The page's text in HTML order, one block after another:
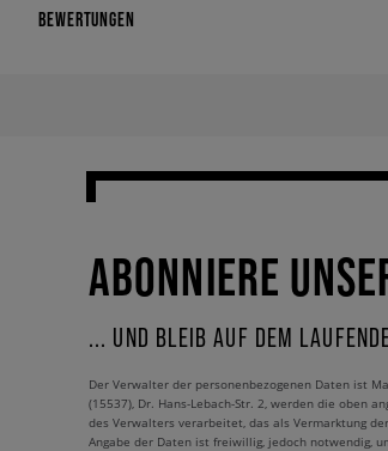
BEWERTUNGEN
ABONNIERE
... UND BLEIB AUF DEM
Der Verwalter der personenbezogenen Daten ist
(15537), Dr. Hans-Lebach-Str. 2, werden die oben
des Verwalters verarbeitet, das als Vermarktung
Angabe der Daten ist freiwillig, jedoch notwendig,